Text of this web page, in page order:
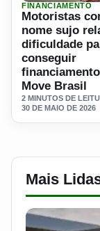
Ler materia:
FINANCIAMENTO
Motoristas
nome sujo
dificuldade
conseguir
Move Brasil
2 MINUTOS DE
30 DE MAIO DE 2026
Mais